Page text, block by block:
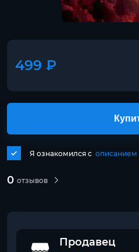
499 ₽
0 отзывов
Я ознакомился с описанием
Продавец